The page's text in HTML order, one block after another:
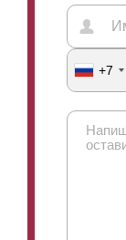
+7